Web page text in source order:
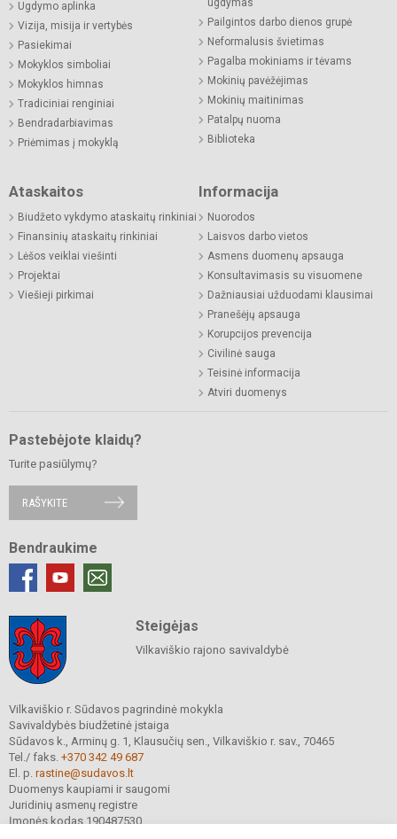
Ugdymo aplinka
Vizija, misija ir vertybės
Pasiekimai
Mokyklos simboliai
Mokyklos himnas
Tradiciniai renginiai
Bendradarbiavimas
Priėmimas į mokyklą
Pailgintos darbo dienos grupė
Neformalusis švietimas
Pagalba mokiniams ir tėvams
Mokinių pavėžėjimas
Mokinių maitinimas
Patalpų nuoma
Biblioteka
Ataskaitos
Biudžeto vykdymo ataskaitų rinkiniai
Finansinių ataskaitų rinkiniai
Lėšos veiklai viešinti
Projektai
Viešieji pirkimai
Informacija
Nuorodos
Laisvos darbo vietos
Asmens duomenų apsauga
Konsultavimasis su visuomene
Dažniausiai užduodami klausimai
Pranešėjų apsauga
Korupcijos prevencija
Civilinė sauga
Teisinė informacija
Atviri duomenys
Pastebėjote klaidų?
Turite pasiūlymų?
RAŠYKITE
Bendraukime
Steigėjas
Vilkaviškio rajono savivaldybė
Vilkaviškio r. Sūdavos pagrindinė mokykla
Savivaldybės biudžetinė įstaiga
Sūdavos k., Arminų g. 1, Klausučių sen., Vilkaviškio r. sav., 70465
Tel./ faks. +370 342 49 687
El. p. rastine@sudavos.lt
Duomenys kaupiami ir saugomi
Juridinių asmenų registre
Įmonės kodas 190487530